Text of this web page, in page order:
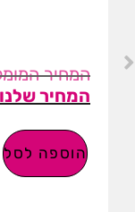
הוספה לסל